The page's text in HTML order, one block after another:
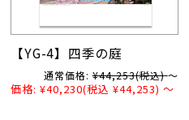
【YG-4】四季の庭
通常価格: ¥44,253(税込) ～
価格: ¥40,230(税込 ¥44,253) ～